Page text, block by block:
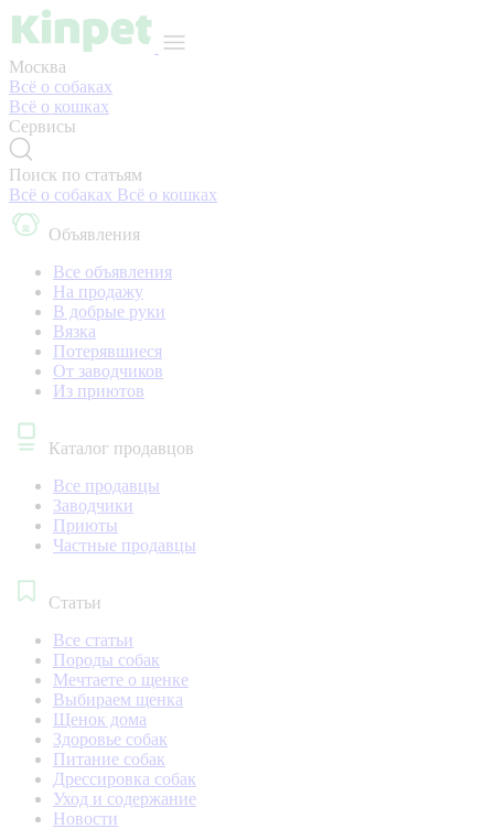
Москва
Всё о собаках
Всё о кошках
Сервисы
Поиск по статьям
Всё о собаках Всё о кошках
Объявления
Все объявления
На продажу
В добрые руки
Вязка
Потерявшиеся
От заводчиков
Из приютов
Каталог продавцов
Все продавцы
Заводчики
Приюты
Частные продавцы
Статьи
Все статьи
Породы собак
Мечтаете о щенке
Выбираем щенка
Щенок дома
Здоровье собак
Питание собак
Дрессировка собак
Уход и содержание
Новости